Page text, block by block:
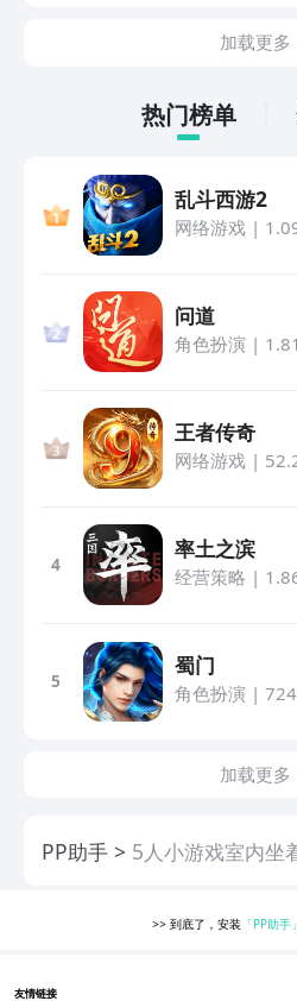
加载更多
热门榜单
乱斗西游2
网络游戏|
问道
角色扮演 |
王者传奇
网络游戏|
4
率土之滨
经营策略 |
5
蜀门
角色扮演 |
加载更多
PP助手 5人小游戏室内坐
>> 到底了，安装 「PP助手
友情链接